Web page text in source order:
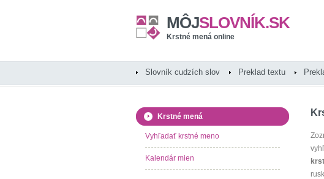
MÔJSLOVNÍK.SK
Krstné mená online
Slovník cudzích slov Preklad textu
Krstné mená
Vyhľadať krstné meno
Kalendár mien